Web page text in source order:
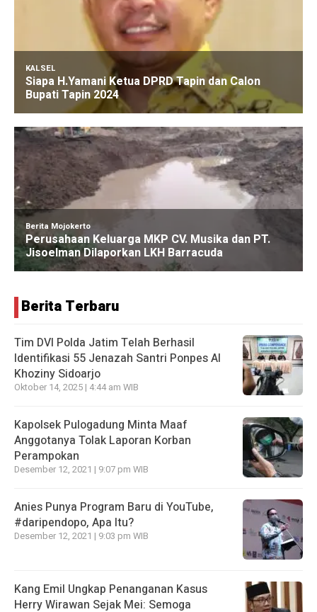
Berita Terbaru
Tim DVI Polda Jatim Telah Berhasil
Identifikasi 55 Jenazah Santri Ponpes Al
Khoziny Sidoarjo
Oktober 14, 2025 | 4:44 am WIB
Kapolsek Pulogadung Minta Maaf
Anggotanya Tolak Laporan Korban
Perampokan
Desember 12, 2021 | 9:07 pm WIB
Anies Punya Program Baru di YouTube,
#daripendopo, Apa Itu?
Desember 12, 2021 | 9:03 pm WIB
Kang Emil Ungkap Penanganan Kasus
Herry Wirawan Sejak Mei: Semoga